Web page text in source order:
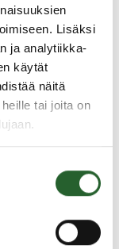
Lisäksi
ja analytiikka-
käytät
näitä
tai joita on
lyhyeen
poissaoloon
Hakulomake
Wilmaan.
selvittää
tarkistaa